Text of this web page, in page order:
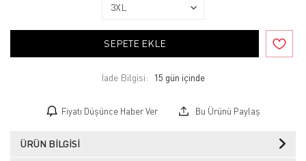
SEPETE EKLE
İade Bilgisi:
Fiyatı Düşünce Haber Ver Bu Ürünü Paylaş
ÜRÜN BILGISI